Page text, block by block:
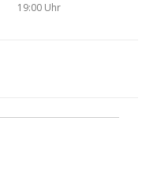
19:00 Uhr